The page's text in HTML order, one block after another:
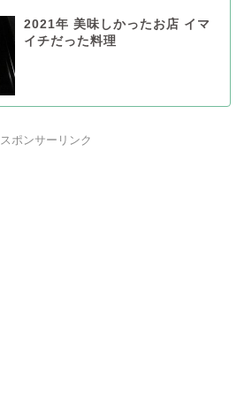
2021年 美味しかったお店 イマ
イチだった料理
スポンサーリンク